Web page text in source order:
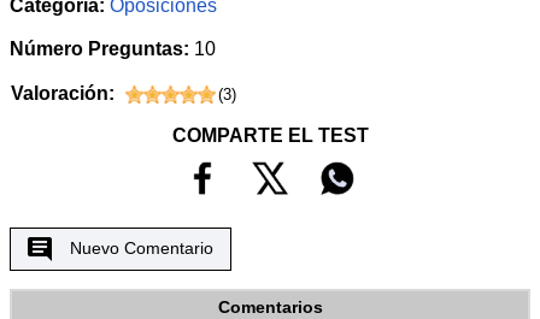
Categoría: Oposiciones
Número Preguntas: 10
Valoración: (3)
COMPARTE EL TEST
Nuevo Comentario
Comentarios